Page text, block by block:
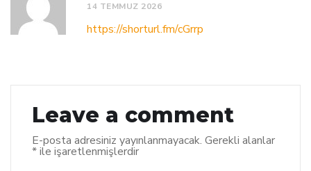
14 TEMMUZ 2026
https://shorturl.fm/cGrrp
Leave a comment
E-posta adresiniz yayınlanmayacak. Gerekli alanlar
*ile işaretlenmişlerdir